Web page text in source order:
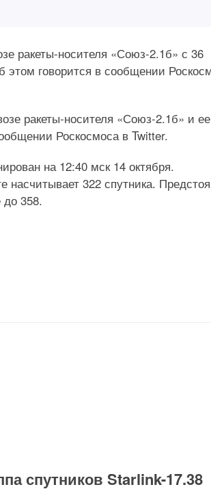
ракеты-носителя «Союз-2.1б» с 36
этом говорится в сообщении
ракеты-носителя «Союз-2.1б» и ее
Роскосмоса в Twitter.
на 12:40 мск 14 октября.
насчитывает 322 спутника.
до 358.
спутников Starlink-17.38